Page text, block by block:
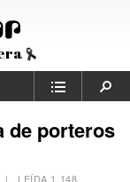
de porteros
| LEÍDA 1.148